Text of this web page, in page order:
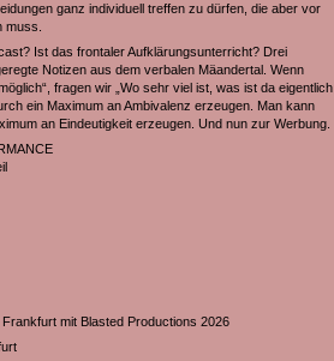
ganz individuell treffen zu dürfen, die aber vor
muss.
Ist das frontaler Aufklärungsunterricht? Drei
Notizen aus dem verbalen Mäandertal. Wenn
fragen wir „Wo sehr viel ist, was ist da eigentlich
ein Maximum an Ambivalenz erzeugen. Man kann
an Eindeutigkeit erzeugen. Und nun zur Werbung.
mit Blasted Productions 2026